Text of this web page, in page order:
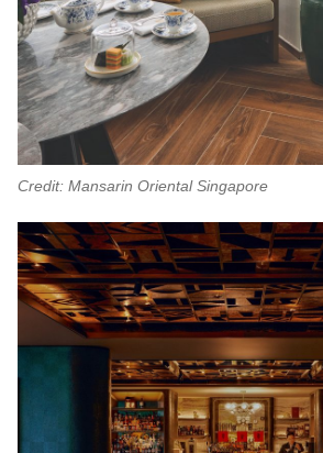
Credit: Mansarin Oriental Singapore